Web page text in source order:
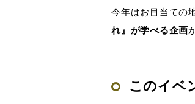
今年はお目当ての
れ』が学べる企画
このイベ